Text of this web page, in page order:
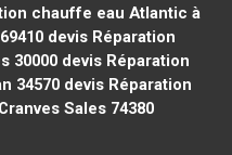
chauffe eau Atlantic à
devis Réparation
30000devis Réparation
34570 devis Réparation
Sales 74380